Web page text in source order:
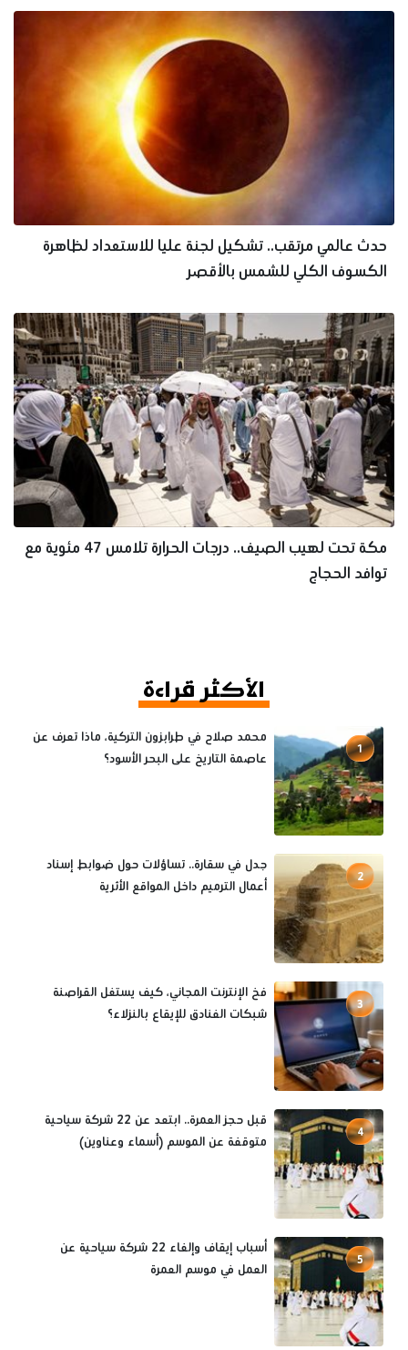
حدث عالمي مرتقب.. تشكيل لجنة عليا للاستعداد لظاهرة
الكسوف الكلي للشمس بالأقصر
مكة تحت لهيب الصيف.. درجات الحرارة تلامس 47 مئوية مع
توافد الحجاج
الأكثر قراءة
1
محمد صلاح في طرابزون التركية، ماذا تعرف عن
عاصمة التاريخ على البحر الأسود؟
2
جدل في سقارة.. تساؤلات حول ضوابط إسناد
أعمال الترميم داخل المواقع الأثرية
3
فخ الإنترنت المجاني، كيف يستغل القراصنة
شبكات الفنادق للإيقاع بالنزلاء؟
4
قبل حجز العمرة.. ابتعد عن 22 شركة سياحية
متوقفة عن الموسم (أسماء وعناوين)
5
أسباب إيقاف وإلغاء 22 شركة سياحية عن
العمل في موسم العمرة